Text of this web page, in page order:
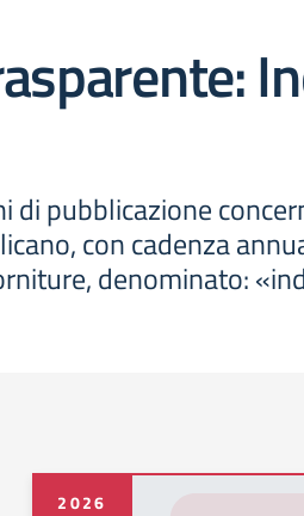
di pubblicazione
con cadenza
denominato:
2026